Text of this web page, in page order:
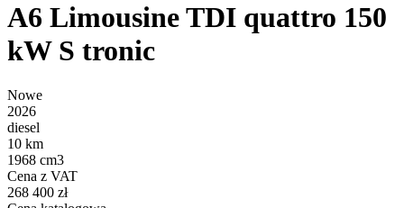
A6 Limousine TDI quattro 150
kW S tronic
Nowe
2026
diesel
10 km
1968 cm3
Cena z VAT
268 400 zł